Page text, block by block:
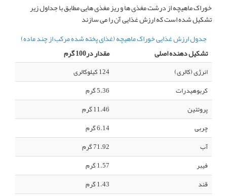
خوراک ماهیچه از درشت مغذی ها و ریز مغذی هایی مطابق با جداول زیر
تشکیل شده است که ارزش غذایی آن را می سازند
جدول ارزش غذایی خوراک ماهیچه (غذای پخته شده مرکب از چند ماده)
تشکیل دهنده اصلی
مقدار در100 گرم
انرژی (کالری)
124 کیلوکالری
کربوهیدرات
5.36 گرم
پروتئین
11.46 گرم
چربی
6.14 گرم
آب
71.92 گرم
فیبر
1.57 گرم
قند
1.43 گرم